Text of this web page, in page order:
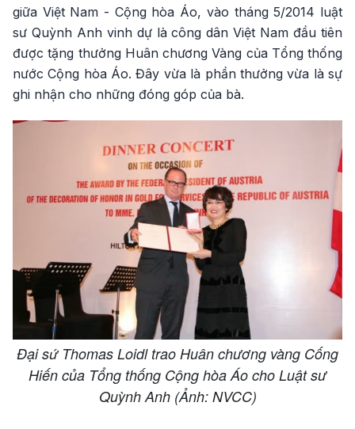
giữa Việt Nam - Cộng hòa Áo, vào tháng 5/2014 luật
sư Quỳnh Anh vinh dự là công dân Việt Nam đầu tiên
được tặng thưởng Huân chương Vàng của Tổng thống
nước Cộng hòa Áo. Đây vừa là phần thưởng vừa là sự
ghi nhận cho những đóng góp của bà.
Đại sứ Thomas Loidl trao Huân chương vàng Cống
Hiến của Tổng thống Cộng hòa Áo cho Luật sư
Quỳnh Anh (Ảnh: NVCC)